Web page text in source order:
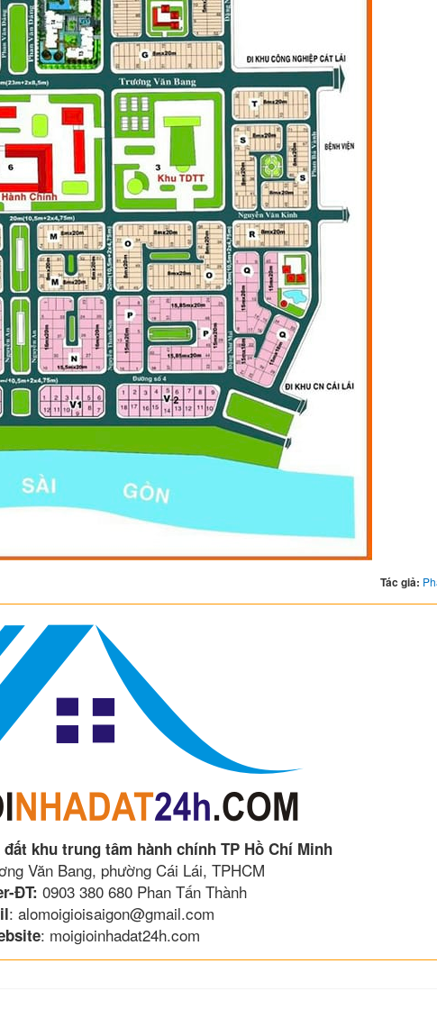
Tác giả:
khu trung tâm hành chính TP Hồ Chí Minh
Văn Bang, phường Cái Lái, TPHCM
ĐT: 0903 380 680 Phan Tấn Thành
: alomoigioisaigon@gmail.com
: moigioinhadat24h.com